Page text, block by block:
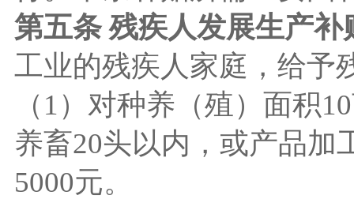
第五条 残疾人发展生产补
工业的残疾人家庭，给予
（1）对种养（殖）面积
养畜20头以内，或产品加
5000元。